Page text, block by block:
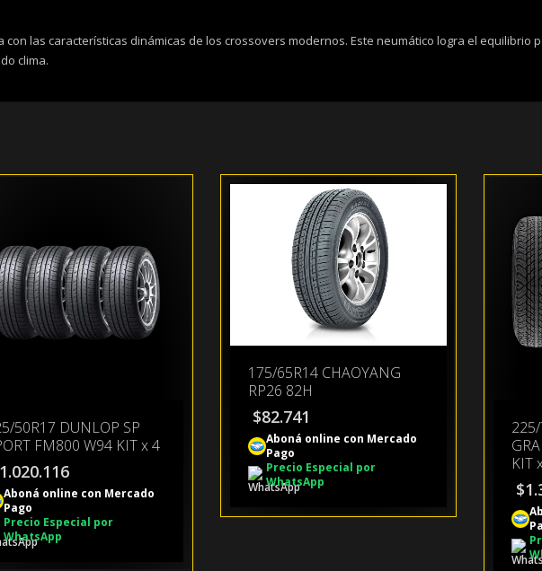
con las características dinámicas de los crossovers modernos. Este neumático logra el equilibrio
clima.
50R17 DUNLOP SP
FM800 W94 KIT x 4
1.020.116
Aboná online con Mercado
Pago
Precio Especial por
WhatsApp
175/65R14 CHAOYANG
RP26 82H
$82.741
Aboná online con Mercado
Pago
Precio Especial por
WhatsApp
KIT
$